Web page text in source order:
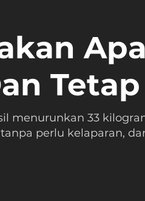
menurunkan 33
perlu kelaparan,